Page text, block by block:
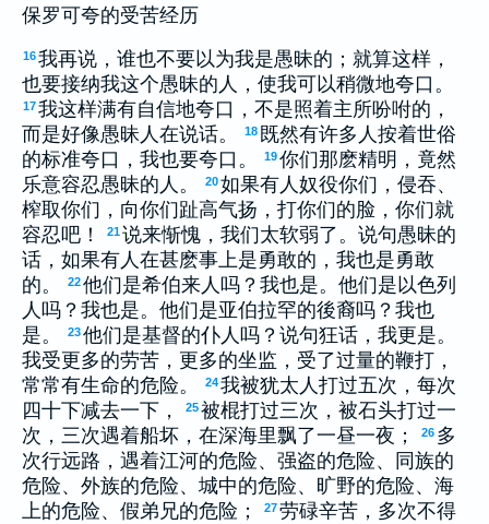
保罗可夸的受苦经历
16我再说，谁也不要以为我是愚昧的；就算这样，
也要接纳我这个愚昧的人，使我可以稍微地夸口。
17我这样满有自信地夸口，不是照着主所吩咐的，
而是好像愚昧人在说话。
18 既然有许多人按着世俗
的标准夸口，我也要夸口。
19你们那麽精明，竟然
乐意容忍愚昧的人。
20如果有人奴役你们，侵吞、
榨取你们，向你们趾高气扬，打你们的脸，你们就
容忍吧！
21说来惭愧，我们太软弱了。说句愚昧的
话，如果有人在甚麽事上是勇敢的，我也是勇敢
的。
22他们是希伯来人吗？我也是。他们是以色列
人吗？我也是。他们是亚伯拉罕的後裔吗？我也
是。
23他们是基督的仆人吗？说句狂话，我更是。
我受更多的劳苦，更多的坐监，受了过量的鞭打，
常常有生命的危险。
24我被犹太人打过五次，每次
四十下减去一下，
25被棍打过三次，被石头打过一
次，三次遇着船坏，在深海里飘了一昼一夜；
26 多
次行远路，遇着江河的危险、强盗的危险、同族的
危险、外族的危险、城中的危险、旷野的危险、海
上的危险、假弟兄的危险；
27劳碌辛苦，多次不得